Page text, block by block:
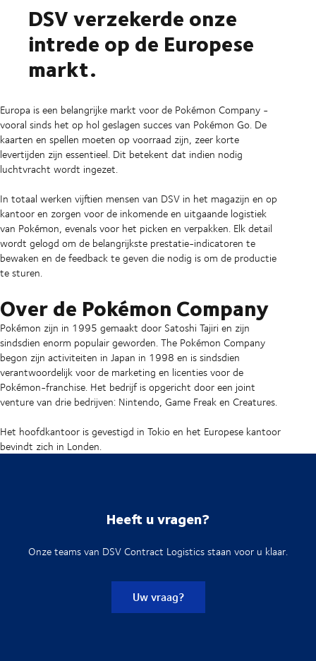
DSV verzekerde onze
intrede op de Europese
markt.
Europa is een belangrijke markt voor de Pokémon Company -
vooral sinds het op hol geslagen succes van Pokémon Go. De
kaarten en spellen moeten op voorraad zijn, zeer korte
levertijden zijn essentieel. Dit betekent dat indien nodig
luchtvracht wordt ingezet.
In totaal werken vijftien mensen van DSV in het magazijn en op
kantoor en zorgen voor de inkomende en uitgaande logistiek
van Pokémon, evenals voor het picken en verpakken. Elk detail
wordt gelogd om de belangrijkste prestatie-indicatoren te
bewaken en de feedback te geven die nodig is om de productie
te sturen.
Over de Pokémon Company
Pokémon zijn in 1995 gemaakt door Satoshi Tajiri en zijn
sindsdien enorm populair geworden. The Pokémon Company
begon zijn activiteiten in Japan in 1998 en is sindsdien
verantwoordelijk voor de marketing en licenties voor de
Pokémon-franchise. Het bedrijf is opgericht door een joint
venture van drie bedrijven: Nintendo, Game Freak en Creatures.
Het hoofdkantoor is gevestigd in Tokio en het Europese kantoor
bevindt zich in Londen.
Heeft u vragen?
Onze teams van DSV Contract Logistics staan voor u klaar.
Uw vraag?